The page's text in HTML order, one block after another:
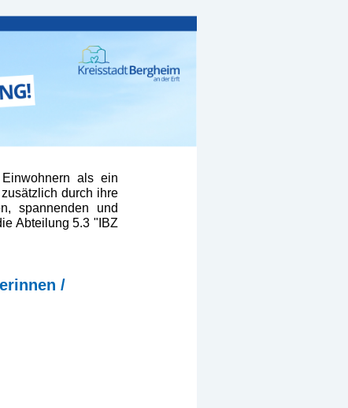
als ein
durch ihre
spannenden und
Abteilung 5.3 "IBZ
/